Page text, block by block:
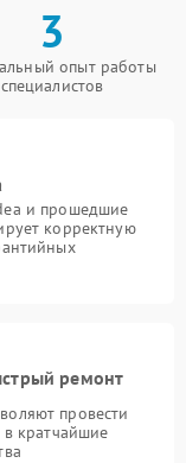
3
опыт работы
специалистов
и прошедшие
корректную
ремонт
провести
в кратчайшие